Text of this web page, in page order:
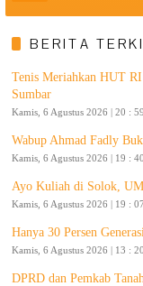
BERITA
Tenis Meriahkan HUT
Sumbar
Kamis, 6 Agustus 2026 | 20 : 59
Wabup Ahmad Fadly
Kamis, 6 Agustus 2026 | 19 : 40
Ayo Kuliah di Solok,
Kamis, 6 Agustus 2026 | 19 : 07
Hanya 30 Persen
Kamis, 6 Agustus 2026 | 13 : 20
DPRD dan Pemkab